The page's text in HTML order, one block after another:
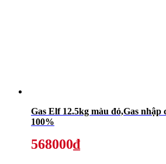
Gas Elf 12.5kg màu đỏ,Gas nhập
100%
568000₫